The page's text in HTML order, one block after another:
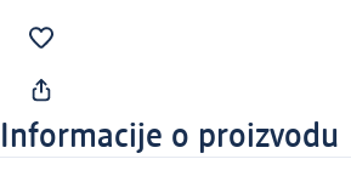
Informacije o proizvodu